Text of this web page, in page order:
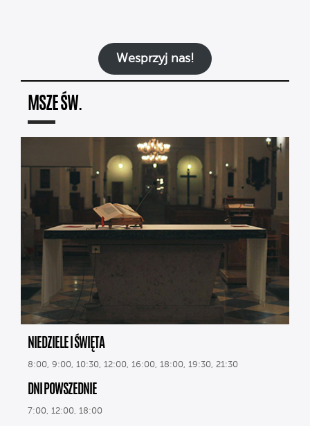
Wesprzyj nas!
MSZE ŚW.
NIEDZIELE I ŚWIĘTA
8:00, 9:00, 10:30, 12:00, 16:00, 18:00, 19:30, 21:30
DNI POWSZEDNIE
7:00, 12:00, 18:00